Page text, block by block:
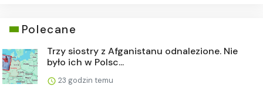
Polecane
Trzy siostry z Afganistanu odnalezione. Nie
było ich w Polsc...
23 godzin temu